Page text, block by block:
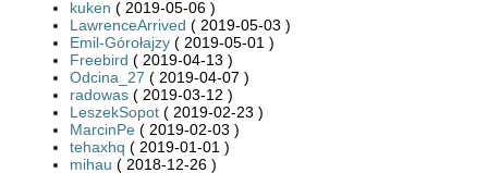
kuken ( 2019-05-06 )
LawrenceArrived ( 2019-05-03 )
Emil-Górołajzy ( 2019-05-01 )
Freebird ( 2019-04-13 )
Odcina_27 ( 2019-04-07 )
radowas ( 2019-03-12 )
LeszekSopot ( 2019-02-23 )
MarcinPe ( 2019-02-03 )
tehaxhq ( 2019-01-01 )
mihau ( 2018-12-26 )